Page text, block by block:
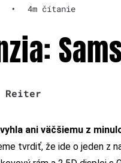
• 4m čítanie
Reiter
ani väčšiemu z
tvrdiť, že ide o jeden z